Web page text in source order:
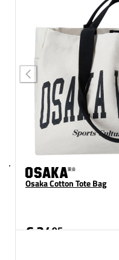
Osaka Cotton Tote Bag
€ 2495